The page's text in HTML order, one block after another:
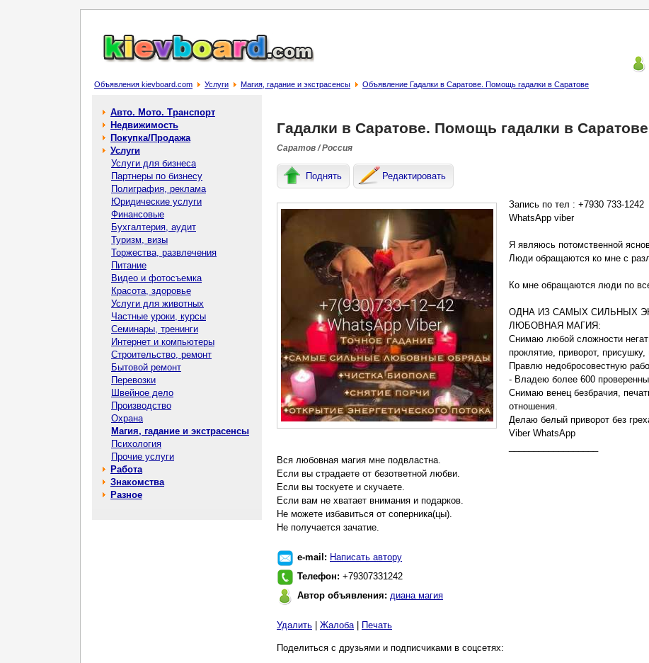
Объявления kievboard.com Услуги Магия, гадание и экстрасенсы Объявление Гадалки в Саратове. Помощь гадалки в Саратове
Авто. Мото. Транспорт
Недвижимость
Покупка/Продажа
Услуги
Услуги для бизнеса
Партнеры по бизнесу
Полиграфия, реклама
Юридические услуги
Финансовые
Бухгалтерия, аудит
Туризм, визы
Торжества, развлечения
Питание
Видео и фотосъемка
Красота, здоровье
Услуги для животных
Частные уроки, курсы
Семинары, тренинги
Интернет и компьютеры
Строительство, ремонт
Бытовой ремонт
Перевозки
Швейное дело
Производство
Охрана
Магия, гадание и экстрасенсы
Психология
Прочие услуги
Работа
Знакомства
Разное
Гадалки в Саратове. Помощь гадалки в Саратове
Саратов / Россия
Поднять Редактировать
Запись по тел : +7930 733-1242
WhatsApp viber
Я являюсь потомственной
Люди обращаются ко мне с
Ко мне обращаются люди по
ОДНА ИЗ САМЫХ СИЛЬНЫХ
ЛЮБОВНАЯ МАГИЯ:
Снимаю любой сложности
проклятие, приворот,
Правлю недобросовестную
- Владею более 600
Снимаю венец безбрачия,
отношения.
Делаю белый приворот без
Viber WhatsApp
Вся любовная магия мне подвластна.
Если вы страдаете от безответной любви.
Если вы тоскуете и скучаете.
Если вам не хватает внимания и подарков.
Не можете избавиться от соперника(цы).
Не получается зачатие.
e-mail: Написать автору
Телефон: +79307331242
Автор объявления: диана магия
Удалить Жалоба| Печать
Поделиться с друзьями и подписчиками в соцсетях: